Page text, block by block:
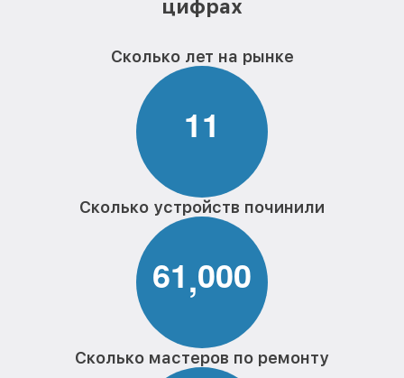
цифрах
Сколько лет на рынке
11
Сколько устройств починили
61,000
Сколько мастеров по ремонту